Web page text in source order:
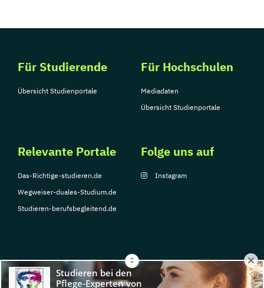
Für Studierende
Übersicht Studienportale
Für Hochschulen
Mediadaten
Übersicht Studienportale
Relevante Portale
Das-Richtige-studieren.de
Wegweiser-duales-Studium.de
Studieren-berufsbegleitend.de
Folge uns auf
Instagram
© Copyright 2026, TarGroup Media GmbH